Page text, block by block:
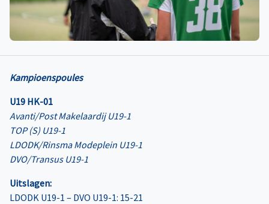
Kampioenspoules
U19 HK-01
Avanti/Post Makelaardij U19-1
TOP (S) U19-1
LDODK/Rinsma Modeplein U19-1
DVO/Transus U19-1
Uitslagen:
LDODK U19-1 – DVO U19-1: 15-21